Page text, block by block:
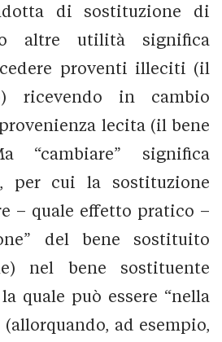
di sostituzione di
altre utilità significa
proventi illeciti (il
ricevendo in cambio
lecita (il bene
“cambiare” significa
per cui la sostituzione
– quale effetto pratico –
del bene sostituito
nel bene sostituente
quale può essere “nella
ad esempio,